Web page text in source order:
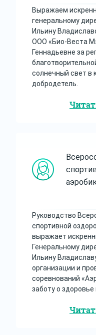
Выражаем
генеральному
Ильину
ООО «Био-Веста
Геннадьевне за
солнечный свет в
добродетель.
Руководство
спортивной
выражает
Генеральному
Ильину
организации и
соревнований
заботу о